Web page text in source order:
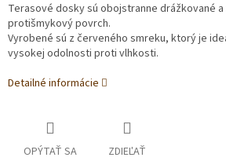
Terasové dosky sú obojstranne drážkované
protišmykový povrch.
Vyrobené sú z červeného smreku, ktorý je
vysokej odolnosti proti vlhkosti.
Detailné informácie
OPÝTAŤ SA ZDIEĽAŤ